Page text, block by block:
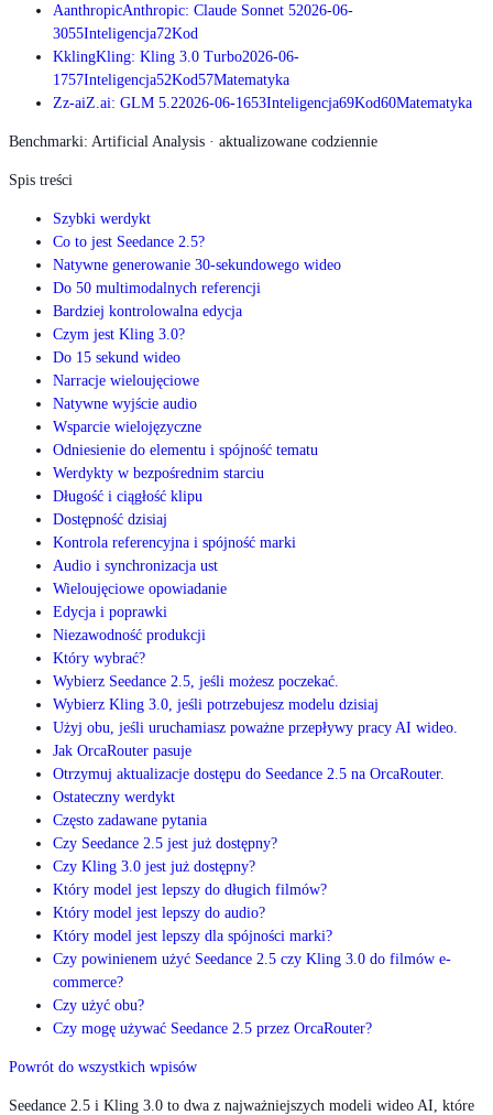
AanthropicAnthropic: Claude Sonnet 52026-06-
3055Inteligencja72Kod
KklingKling: Kling 3.0 Turbo2026-06-
1757Inteligencja52Kod57Matematyka
Zz-aiZ.ai: GLM 5.22026-06-1653Inteligencja69Kod60Matematyka
Benchmarki: Artificial Analysis · aktualizowane codziennie
Spis treści
Szybki werdykt
Co to jest Seedance 2.5?
Natywne generowanie 30-sekundowego wideo
Do 50 multimodalnych referencji
Bardziej kontrolowalna edycja
Czym jest Kling 3.0?
Do 15 sekund wideo
Narracje wieloujęciowe
Natywne wyjście audio
Wsparcie wielojęzyczne
Odniesienie do elementu i spójność tematu
Werdykty w bezpośrednim starciu
Długość i ciągłość klipu
Dostępność dzisiaj
Kontrola referencyjna i spójność marki
Audio i synchronizacja ust
Wieloujęciowe opowiadanie
Edycja i poprawki
Niezawodność produkcji
Który wybrać?
Wybierz Seedance 2.5, jeśli możesz poczekać.
Wybierz Kling 3.0, jeśli potrzebujesz modelu dzisiaj
Użyj obu, jeśli uruchamiasz poważne przepływy pracy AI wideo.
Jak OrcaRouter pasuje
Otrzymuj aktualizacje dostępu do Seedance 2.5 na OrcaRouter.
Ostateczny werdykt
Często zadawane pytania
Czy Seedance 2.5 jest już dostępny?
Czy Kling 3.0 jest już dostępny?
Który model jest lepszy do długich filmów?
Który model jest lepszy do audio?
Który model jest lepszy dla spójności marki?
Czy powinienem użyć Seedance 2.5 czy Kling 3.0 do filmów e-
commerce?
Czy użyć obu?
Czy mogę używać Seedance 2.5 przez OrcaRouter?
Powrót do wszystkich wpisów
Seedance 2.5 i Kling 3.0 to dwa z najważniejszych modeli wideo AI, które